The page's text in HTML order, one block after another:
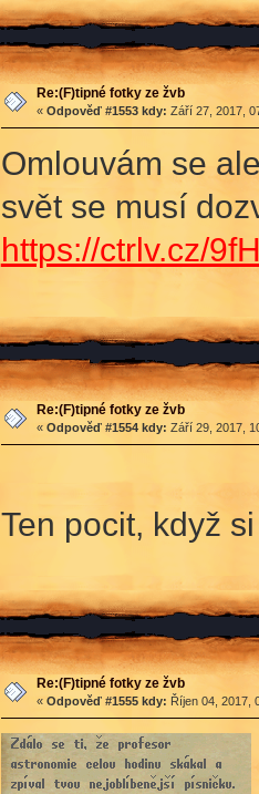
Re:(F)tipné fotky ze žvb
« Odpověď #1553 kdy: Září 27, 2017,
Omlouvám se
svět se musí
https://ctrlv.cz/
Re:(F)tipné fotky ze žvb
« Odpověď #1554 kdy: Září 29, 2017,
Ten pocit, když
Re:(F)tipné fotky ze žvb
« Odpověď #1555 kdy: Říjen 04, 2017,